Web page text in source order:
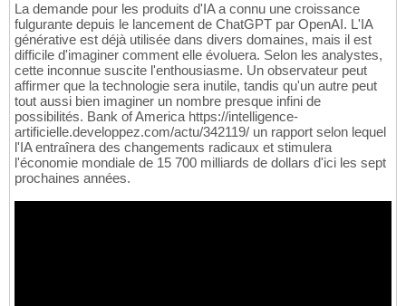
La demande pour les produits d'IA a connu une croissance
fulgurante depuis le lancement de ChatGPT par OpenAI. L'IA
générative est déjà utilisée dans divers domaines, mais il est
difficile d'imaginer comment elle évoluera. Selon les analystes,
cette inconnue suscite l'enthousiasme. Un observateur peut
affirmer que la technologie sera inutile, tandis qu'un autre peut
tout aussi bien imaginer un nombre presque infini de
possibilités. Bank of America https://intelligence-
artificielle.developpez.com/actu/342119/ un rapport selon lequel
l'IA entraînera des changements radicaux et stimulera
l'économie mondiale de 15 700 milliards de dollars d'ici les sept
prochaines années.